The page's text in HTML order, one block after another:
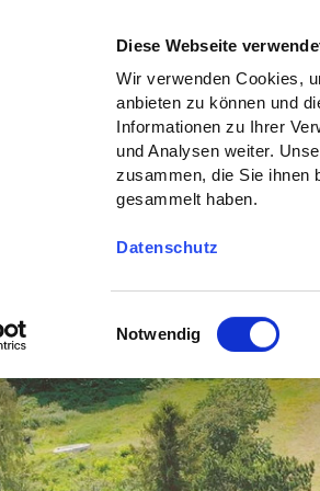
Diese Webseite
Wir verwenden Cookies,
anbieten zu können und
Informationen zu Ihrer
und Analysen weiter.
zusammen, die Sie ihnen
gesammelt haben.
Datenschutz
i
w
i
l
l
Notwendig